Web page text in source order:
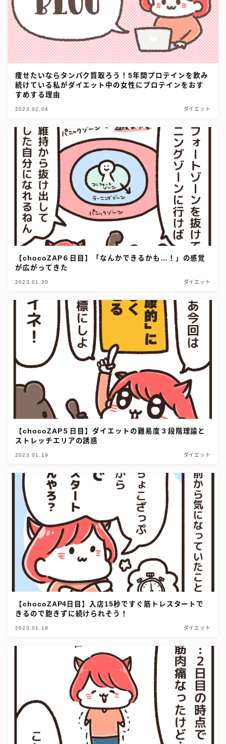
痩せたいならタンパク質取ろう！5年間プロテインを飲み
続けている私がダイエット中の女性にプロテインをおす
すめする理由
2023.02.04 ダイエット
【chocoZAP６日目】「なんかできるかも…！」の感覚
が広がってきた
2023.01.20 ダイエット
【chocoZAP５日目】ダイエットの難易度３段階理論と
ストレッチエリアの誘惑
2023.01.19 ダイエット
【chocoZAP4日目】入店15秒ですぐ筋トレスタートで
きるので飽きずに続けられそう！
2023.01.18 ダイエット